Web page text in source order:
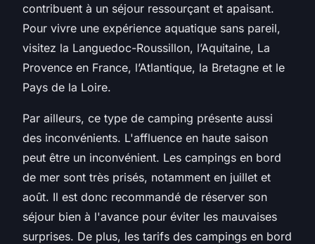
contribuent à un séjour ressourçant et apaisant.
Pour vivre une expérience aquatique sans pareil,
visitez la Languedoc-Roussillon, l’Aquitaine, La
Provence en France, l’Atlantique, la Bretagne et le
Pays de la Loire.
Par ailleurs, ce type de camping présente aussi
des inconvénients. L'affluence en haute saison
peut être un inconvénient. Les campings en bord
de mer sont très prisés, notamment en juillet et
août. Il est donc recommandé de réserver son
séjour bien à l'avance pour éviter les mauvaises
surprises. De plus, les tarifs des campings en bord